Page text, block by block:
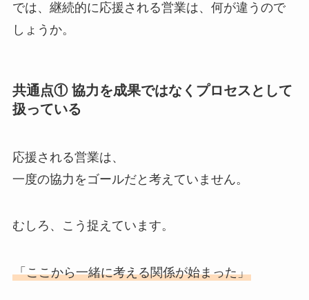
では、継続的に応援される営業は、何が違うので
しょうか。
共通点① 協力を成果ではなくプロセスとして
扱っている
応援される営業は、
一度の協力をゴールだと考えていません。
むしろ、こう捉えています。
「ここから一緒に考える関係が始まった」